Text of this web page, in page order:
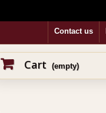
Contact us
Cart (empty)